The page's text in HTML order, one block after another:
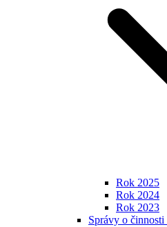
Rok 2025
Rok 2024
Rok 2023
Správy o